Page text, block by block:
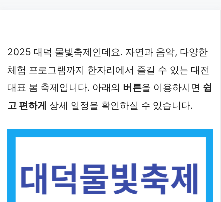
2025 대덕 물빛축제인데요. 자연과 음악, 다양한
체험 프로그램까지 한자리에서 즐길 수 있는 대전
대표 봄 축제입니다. 아래의 버튼을 이용하시면 쉽
고 편하게 상세 일정을 확인하실 수 있습니다.